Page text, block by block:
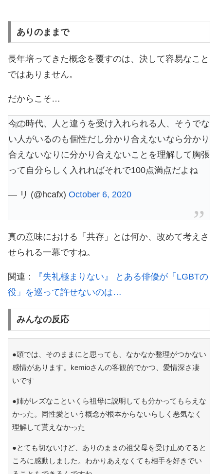
ありのままで
長年培ってきた概念を覆すのは、決して容易なこと
ではありません。
だからこそ…
今の時代、人と違うを受け入れられる人、そうでな
い人がいるのも個性だし分かり合えないなら分かり
合えないなりに分かり合えないことを理解して胸張
って自分らしく入れればそれで100点満点だよね
— リ (@hcafx) October 6, 2020
真の意味における「共存」とは何か、改めて考えさ
せられる一幕ですね。
関連：
『失礼極まりない』 とある俳優が「LGBTの
役」を巡って許せないのは…
みんなの反応
●頭では、そのままにと思っても、なかなか整理がつかない
感情があります。kemioさんの客観的でかつ、愛情深さ凄
いです
●姉がレズなこといくら祖母に説明しても分かってもらえな
かった。同性愛という概念が根本からないらしく悪気なく
理解して貰えなかった
●とても切ないけど、ありのままの祖父母を受け止めてると
ころに感動しました。わかりあえなくても相手を好きでい